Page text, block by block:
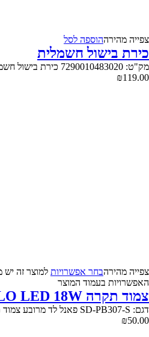
צפייה‬ ‫מהירה‬הוספה לסל
כירת בישול חשמלית
מק"ט: 7290010483020 כירת בישול חשמלית דגם ATL-103
₪119.00
צפייה‬ ‫מהירה‬בחר אפשרויות למוצר זה יש
האפשרויות בעמוד המוצר
צמוד תקרה APOLLO LED 18W
דגם: SD-PB307-S פאנל לד מרובע צמוד תקרה
₪50.00